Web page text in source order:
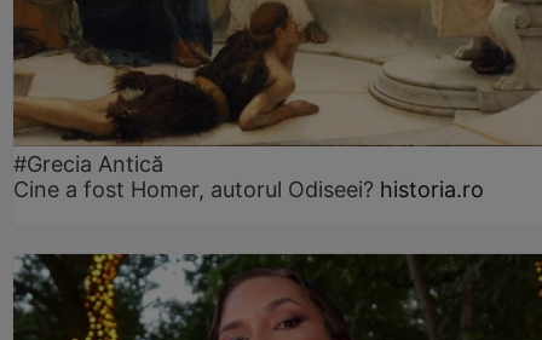
#Grecia Antică
Cine a fost Homer, autorul Odiseei? historia.ro